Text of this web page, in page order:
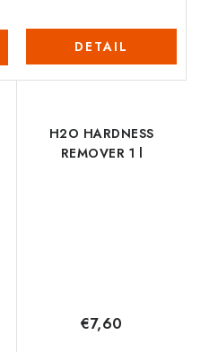
DETAIL
H2O HARDNESS
REMOVER 1 l
€7,60